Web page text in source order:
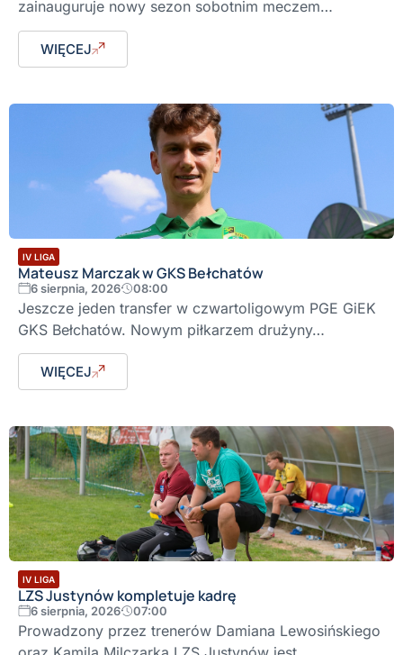
zainauguruje nowy sezon sobotnim meczem…
WIĘCEJ
IV LIGA
Mateusz Marczak w GKS Bełchatów
6 sierpnia, 2026 08:00
Jeszcze jeden transfer w czwartoligowym PGE GiEK
GKS Bełchatów. Nowym piłkarzem drużyny…
WIĘCEJ
IV LIGA
LZS Justynów kompletuje kadrę
6 sierpnia, 2026 07:00
Prowadzony przez trenerów Damiana Lewosińskiego